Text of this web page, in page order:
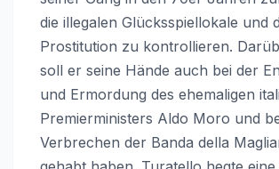
die illegalen Glücksspiellokale und
Prostitution zu kontrollieren.
soll er seine Hände auch bei der
und Ermordung des ehemaligen
Premierministers Aldo Moro und
Verbrechen der Banda della